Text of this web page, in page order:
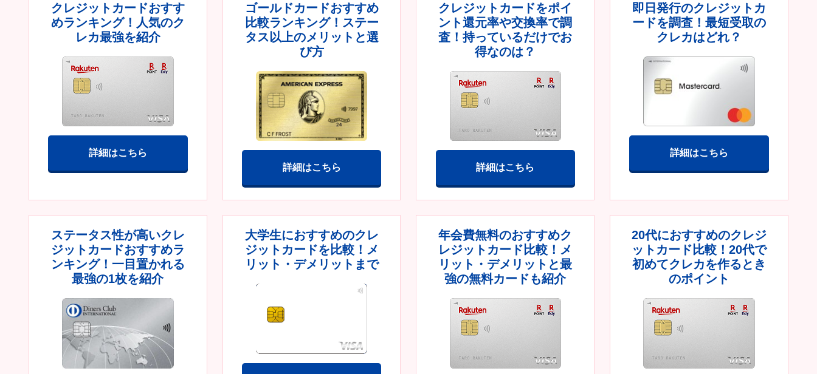
クレジットカードおすす
めランキング！人気のク
レカ最強を紹介
詳細はこちら
ゴールドカードおすすめ
比較ランキング！ステー
タス以上のメリットと選
び方
詳細はこちら
クレジットカードをポイ
ント還元率や交換率で調
査！持っているだけでお
得なのは？
詳細はこちら
即日発行のクレジットカ
ードを調査！最短受取の
クレカはどれ？
詳細はこちら
ステータス性が高いクレ
ジットカードおすすめラ
ンキング！一目置かれる
最強の1枚を紹介
大学生におすすめのクレ
ジットカードを比較！メ
リット・デメリットまで
年会費無料のおすすめク
レジットカード比較！メ
リット・デメリットと最
強の無料カードも紹介
20代におすすめのクレジ
ットカード比較！20代で
初めてクレカを作るとき
のポイント